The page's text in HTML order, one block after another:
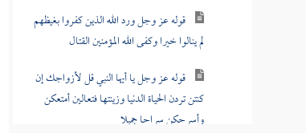
قوله عز وجل ورد الله الذين كفروا بغيظهم
لم ينالوا خيرا وكفى الله المؤمنين القتال
قوله عز وجل يا أيها النبي قل لأزواجك إن
كنتن تردن الحياة الدنيا وزينتها فتعالين أمتعكن
وأسرحكن سراحا جميلا